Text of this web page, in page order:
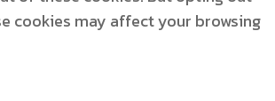
cookies may affect your browsing